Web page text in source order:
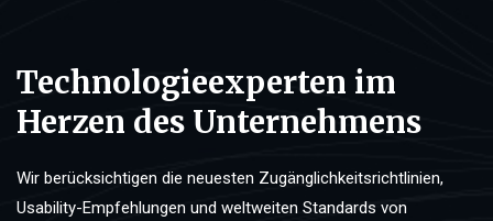
Technologieexperten im
Herzen des Unternehmens
Wir berücksichtigen die neuesten Zugänglichkeitsrichtlinien,
Usability-Empfehlungen und weltweiten Standards von